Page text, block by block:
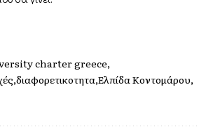
charter greece
διαφορετικοτητα Ελπίδα Κοντομάρου